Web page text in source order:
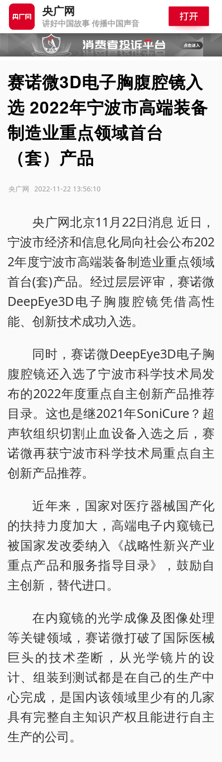
央广网
讲好中国故事 传播中国声音
赛诺微3D电子胸腹腔镜入
选 2022年宁波市高端装备
制造业重点领域首台
（套）产品
2022-11-22 13:56:10
央广网
央广网北京11月22日消息 近日，
宁波市经济和信息化局向社会公布202
2年度宁波市高端装备制造业重点领域
首台(套)产品。经过层层评审，赛诺微
DeepEye3D电子胸腹腔镜凭借高性
能、创新技术成功入选。
同时，赛诺微DeepEye3D电子胸
腹腔镜还入选了宁波市科学技术局发
布的2022年度重点自主创新产品推荐
目录。这也是继2021年SoniCure？超
声软组织切割止血设备入选之后，赛
诺微再获宁波市科学技术局重点自主
创新产品推荐。
近年来，国家对医疗器械国产化
的扶持力度加大，高端电子内窥镜已
被国家发改委纳入《战略性新兴产业
重点产品和服务指导目录》，鼓励自
主创新，替代进口。
在内窥镜的光学成像及图像处理
等关键领域，赛诺微打破了国际医械
巨头的技术垄断，从光学镜片的设
计、组装到测试都是在自己的生产中
心完成，是国内该领域里少有的几家
具有完整自主知识产权且能进行自主
生产的公司。